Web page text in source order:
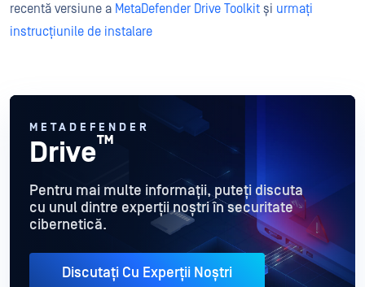
recentă versiune a MetaDefender Drive Toolkit și urmați
instrucțiunile de instalare
METADEFENDER
Drive™
Pentru mai multe informații, puteți discuta
cu unul dintre experții noștri în securitate
cibernetică.
Discutați Cu Experții Noștri